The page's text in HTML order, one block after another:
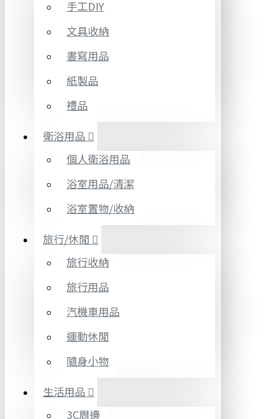
手工DIY
文具收納
書寫用品
紙製品
禮品
衛浴用品
個人衛浴用品
浴室用品/清潔
浴室置物/收納
旅行/休閒
旅行收納
旅行用品
汽機車用品
運動休閒
隨身小物
生活用品
3C周邊